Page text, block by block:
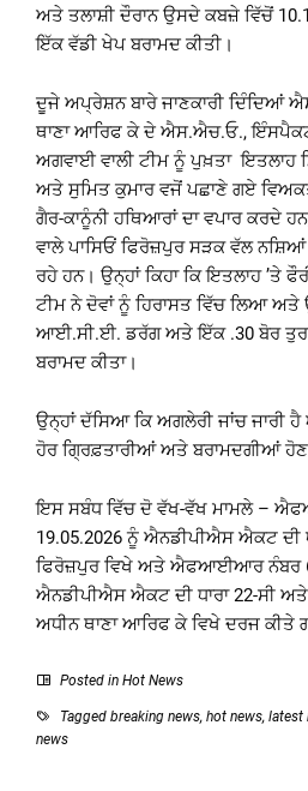
ਅਤੇ ਤਲਾਸ਼ੀ ਦੌਰਾਨ ਉਸਦੇ ਕਬਜ਼ੇ ਵਿੱਚੋਂ
ਇੱਕ ਵੱਡੀ ਖੇਪ ਬਰਾਮਦ ਕੀਤੀ।
ਦੂਜੇ ਅਪ੍ਰੇਸ਼ਨ ਬਾਰੇ ਜਾਣਕਾਰੀ ਦਿੰਦਿਆਂ
ਥਾਣਾ ਆਰਿਫ ਕੇ ਦੇ ਐਸ.ਐਚ.ਓ.,
ਅਗਵਾਈ ਵਾਲੀ ਟੀਮ ਨੂੰ ਪੁਖ਼ਤਾ ਇਤਲਾਹ
ਅਤੇ ਸੁਮਿਤ ਕੁਮਾਰ ਵਜੋਂ ਪਛਾਣੇ ਗਏ
ਗੈਰ-ਕਾਨੂੰਨੀ ਹਥਿਆਰਾਂ ਦਾ ਵਪਾਰ ਕਰਦੇ
ਵਾਲੇ ਪਾਸਿਓਂ ਫਿਰੋਜ਼ਪੁਰ ਸੜਕ ਵੱਲ
ਰਹੇ ਹਨ। ਉਨ੍ਹਾਂ ਕਿਹਾ ਕਿ ਇਤਲਾਹ ’ਤੇ
ਟੀਮ ਨੇ ਦੋਵਾਂ ਨੂੰ ਹਿਰਾਸਤ ਵਿੱਚ ਲਿਆ ਅਤੇ
ਆਈ.ਸੀ.ਈ. ਡਰੱਗ ਅਤੇ ਇੱਕ .30 ਬੋਰ
ਬਰਾਮਦ ਕੀਤਾ।
ਉਨ੍ਹਾਂ ਦੱਸਿਆ ਕਿ ਅਗਲੇਰੀ ਜਾਂਚ ਜਾਰੀ
ਹੋਰ ਗ੍ਰਿਫ਼ਤਾਰੀਆਂ ਅਤੇ ਬਰਾਮਦਗੀਆਂ ਹੋਣ
ਇਸ ਸਬੰਧ ਵਿੱਚ ਦੋ ਵੱਖ-ਵੱਖ ਮਾਮਲੇ –
19.05.2026 ਨੂੰ ਐਨਡੀਪੀਐਸ ਐਕਟ ਦੀ
ਫਿਰੋਜ਼ਪੁਰ ਵਿਖੇ ਅਤੇ ਐਫਆਈਆਰ ਨੰਬਰ
ਐਨਡੀਪੀਐਸ ਐਕਟ ਦੀ ਧਾਰਾ 22-ਸੀ
ਅਧੀਨ ਥਾਣਾ ਆਰਿਫ ਕੇ ਵਿਖੇ ਦਰਜ ਕੀਤੇ
Posted in Hot News
Tagged breaking news, hot news, latest
news